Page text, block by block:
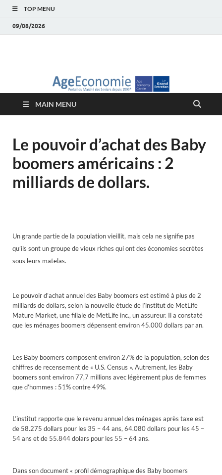
TOP MENU
09/08/2026
économie – Marché
des Seniors
MAIN MENU
Le pouvoir d’achat des Baby
boomers américains : 2
milliards de dollars.
Un grande partie de la population vieillit, mais cela ne signifie pas
qu’ils sont un groupe de vieux riches qui ont des économies secrètes
sous leurs matelas.
Le pouvoir d’achat annuel des Baby boomers est estimé à plus de 2
milliards de dollars, selon la nouvelle étude de l’institut de MetLife
Mature Market, une filiale de MetLife inc., un assureur. Il a constaté
que les ménages boomers dépensent environ 45.000 dollars par an.
Les Baby boomers composent environ 27% de la population, selon des
chiffres de recensement de « U.S. Census ». Autrement, les Baby
boomers sont environ 77,7 millions avec légèrement plus de femmes
que d’hommes : 51% contre 49%.
L’institut rapporte que le revenu annuel des ménages après taxe est
de 58.275 dollars pour les 35 – 44 ans, 64.080 dollars pour les 45 –
54 ans et de 55.844 dolars pour les 55 – 64 ans.
Dans son document « profil démographique des Baby boomers